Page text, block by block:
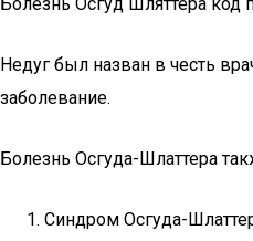
Недуг был назван в честь
заболевание.
Болезнь Осгуда-Шлаттера
Синдром Осгуда-